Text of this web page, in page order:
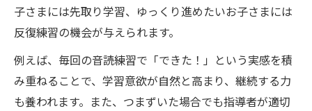
子さまには先取り学習、ゆっくり進めたいお子さまには
反復練習の機会が与えられます。
例えば、毎回の音読練習で「できた！」という実感を積
み重ねることで、学習意欲が自然と高まり、継続する力
も養われます。また、つまずいた場合でも指導者が適切